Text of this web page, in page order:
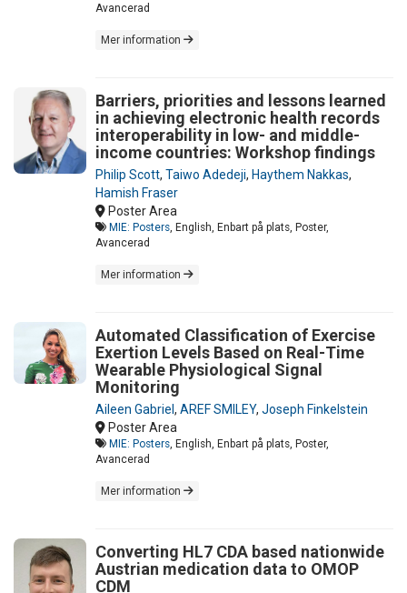
Avancerad
Mer information
Barriers, priorities and lessons learned
in achieving electronic health records
interoperability in low- and middle-
income countries: Workshop findings
Philip Scott, Taiwo Adedeji, Haythem Nakkas,
Hamish Fraser
Poster Area
MIE: Posters , English, Enbart på plats, Poster,
Avancerad
Mer information
Automated Classification of Exercise
Exertion Levels Based on Real-Time
Wearable Physiological Signal
Monitoring
Aileen Gabriel , AREF SMILEY, Joseph Finkelstein
Poster Area
MIE: Posters , English, Enbart på plats, Poster,
Avancerad
Mer information
Converting HL7 CDA based nationwide
Austrian medication data to OMOP
CDM